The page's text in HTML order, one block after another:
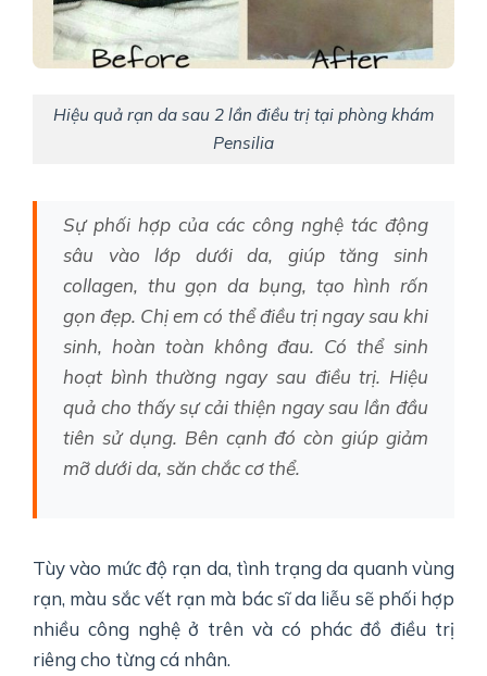
Hiệu quả rạn da sau 2 lần điều trị tại phòng khám
Pensilia
Sự phối hợp của các công nghệ tác động
sâu vào lớp dưới da, giúp tăng sinh
collagen, thu gọn da bụng, tạo hình rốn
gọn đẹp. Chị em có thể điều trị ngay sau khi
sinh, hoàn toàn không đau. Có thể sinh
hoạt bình thường ngay sau điều trị. Hiệu
quả cho thấy sự cải thiện ngay sau lần đầu
tiên sử dụng. Bên cạnh đó còn giúp giảm
mỡ dưới da, săn chắc cơ thể.
Tùy vào mức độ rạn da, tình trạng da quanh vùng
rạn, màu sắc vết rạn mà bác sĩ da liễu sẽ phối hợp
nhiều công nghệ ở trên và có phác đồ điều trị
riêng cho từng cá nhân.